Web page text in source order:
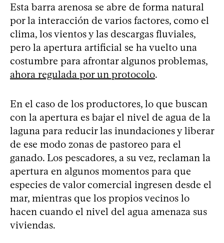
Esta barra arenosa se abre de forma natural
por la interacción de varios factores, como el
clima, los vientos y las descargas fluviales,
pero la apertura artificial se ha vuelto una
costumbre para afrontar algunos problemas,
ahora regulada por un protocolo.
En el caso de los productores, lo que buscan
con la apertura es bajar el nivel de agua de la
laguna para reducir las inundaciones y liberar
de ese modo zonas de pastoreo para el
ganado. Los pescadores, a su vez, reclaman la
apertura en algunos momentos para que
especies de valor comercial ingresen desde el
mar, mientras que los propios vecinos lo
hacen cuando el nivel del agua amenaza sus
viviendas.